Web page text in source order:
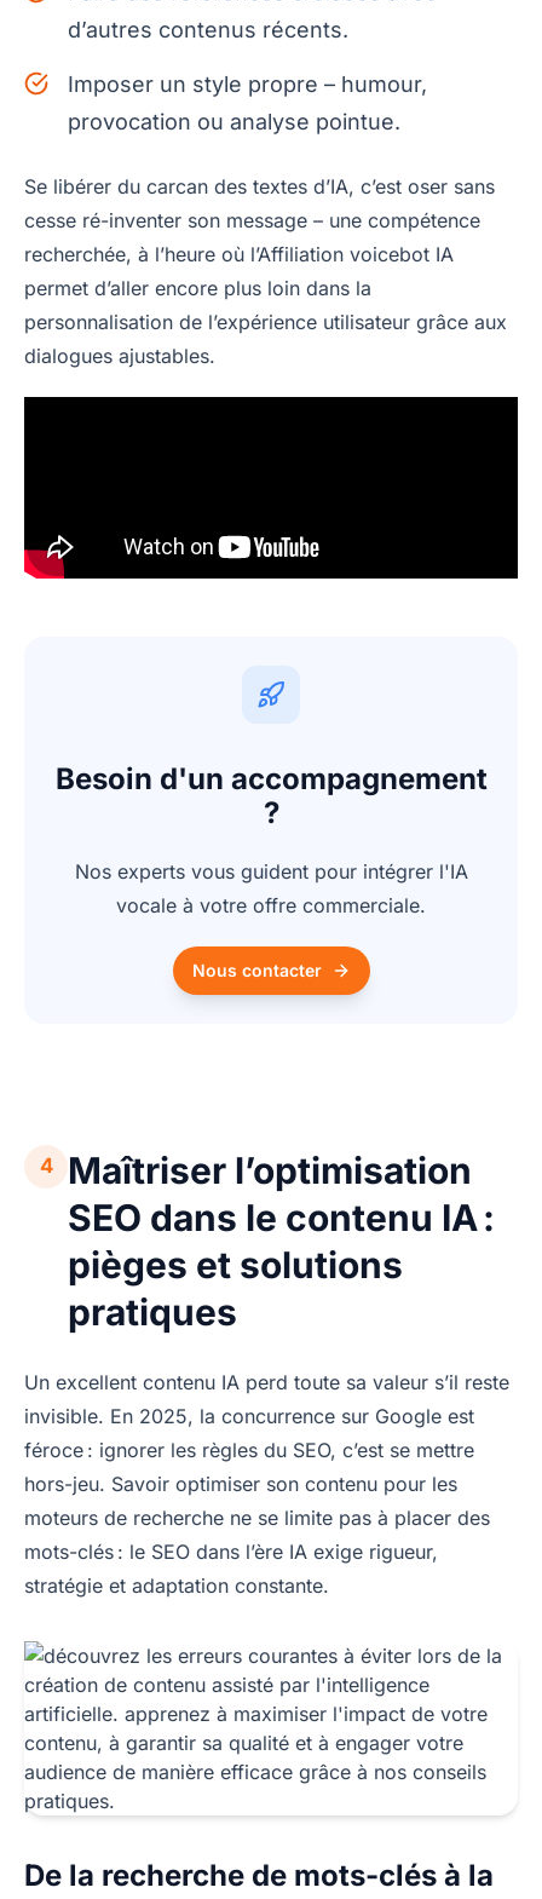
d’autres contenus récents.
Imposer un style propre – humour,
provocation ou analyse pointue.
Se libérer du carcan des textes d’IA, c’est oser sans
cesse ré-inventer son message – une compétence
recherchée, à l’heure où l’Affiliation voicebot IA
permet d’aller encore plus loin dans la
personnalisation de l’expérience utilisateur grâce aux
dialogues ajustables.
Besoin d'un accompagnement
?
Nos experts vous guident pour intégrer l'IA
vocale à votre offre commerciale.
Nous contacter
4
Maîtriser l’optimisation
SEO dans le contenu IA :
pièges et solutions
pratiques
Un excellent contenu IA perd toute sa valeur s’il reste
invisible. En 2025, la concurrence sur Google est
féroce : ignorer les règles du SEO, c’est se mettre
hors-jeu. Savoir optimiser son contenu pour les
moteurs de recherche ne se limite pas à placer des
mots-clés : le SEO dans l’ère IA exige rigueur,
stratégie et adaptation constante.
De la recherche de mots-clés à la